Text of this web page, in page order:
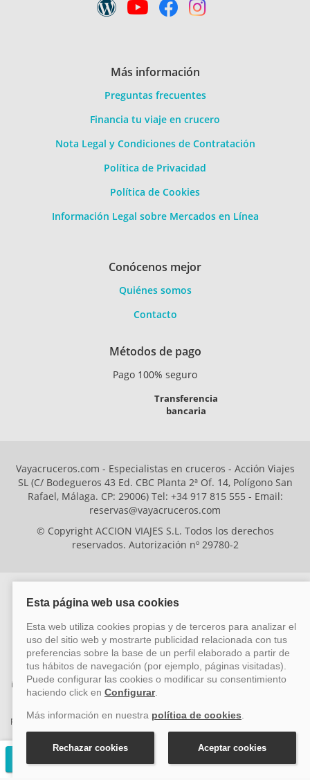
Más información
Preguntas frecuentes
Financia tu viaje en crucero
Nota Legal y Condiciones de Contratación
Política de Privacidad
Política de Cookies
Información Legal sobre Mercados en Línea
Conócenos mejor
Quiénes somos
Contacto
Métodos de pago
Pago 100% seguro
Transferencia
bancaria
Vayacruceros.com - Especialistas en cruceros - Acción Viajes
SL (C/ Bodegueros 43 Ed. CBC Planta 2ª Of. 14, Polígono San
Rafael, Málaga. CP: 29006) Tel: +34 917 815 555 - Email:
reservas@vayacruceros.com
© Copyright ACCION VIAJES S.L. Todos los derechos
reservados. Autorización nº 29780-2
ACCION VIAJES SL ha sido beneficiaria del Fondo Europeo de Desarrollo
Regional (FEDER), cuyo objetivo es mejorar la competitividad de las pymes
mediante el impulso de la innovación, el desarrollo tecnológico, la
investigación de calidad y el uso seguro y fiable del ciberespacio. Gracias a
esta financiación, la empresa ha puesto en marcha un Plan de Acción
promoviendo la innovación y la ciberseguridad. Para ello, ha contado con el
apoyo de los programas Pyme Innova y Pyme Cibersegura de la Cámara
de Comercio de Málaga. #EuropaSeSiente